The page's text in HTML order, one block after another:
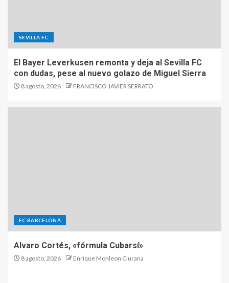
SEVILLA FC
El Bayer Leverkusen remonta y deja al Sevilla FC
con dudas, pese al nuevo golazo de Miguel Sierra
8 agosto, 2026 FRANCISCO JAVIER SERRATO
FC BARCELONA
Alvaro Cortés, «fórmula Cubarsí»
8 agosto, 2026 Enrique Monleon Ciurana